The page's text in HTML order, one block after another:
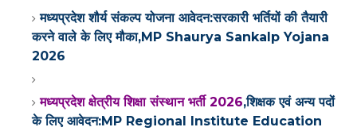
मध्यप्रदेश शौर्य संकल्प योजना आवेदन:सरकारी भर्तियों की तैयारी
करने वाले के लिए मौका,MP Shaurya Sankalp Yojana
2026
मध्यप्रदेश क्षेत्रीय शिक्षा संस्थान भर्ती 2026,शिक्षक एवं अन्य पदों
के लिए आवेदन:MP Regional Institute Education